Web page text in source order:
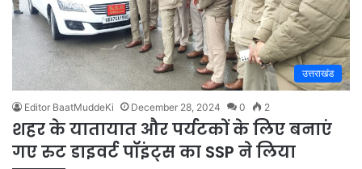
उत्तराखंड
Editor BaatMuddeKi December 28, 2024 0 2
शहर के यातायात और पर्यटकों के लिए बनाएं
गए रुट डाइवर्ट पॉइंट्स का SSP ने लिया